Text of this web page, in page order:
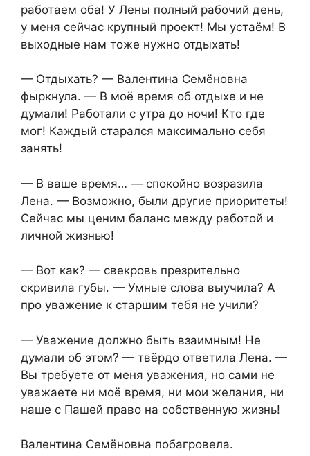
работаем оба! У Лены полный рабочий день,
у меня сейчас крупный проект! Мы устаём! В
выходные нам тоже нужно отдыхать!
— Отдыхать? — Валентина Семёновна
фыркнула. — В моё время об отдыхе и не
думали! Работали с утра до ночи! Кто где
мог! Каждый старался максимально себя
занять!
— В ваше время… — спокойно возразила
Лена. — Возможно, были другие приоритеты!
Сейчас мы ценим баланс между работой и
личной жизнью!
— Вот как? — свекровь презрительно
скривила губы. — Умные слова выучила? А
про уважение к старшим тебя не учили?
— Уважение должно быть взаимным! Не
думали об этом? — твёрдо ответила Лена. —
Вы требуете от меня уважения, но сами не
уважаете ни моё время, ни мои желания, ни
наше с Пашей право на собственную жизнь!
Валентина Семёновна побагровела.